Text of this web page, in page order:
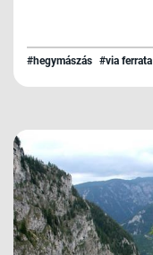
#hegymászás #via ferrata